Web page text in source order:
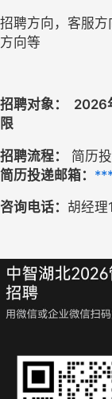
招聘方向，客服
方向等
招聘对象：
限
招聘流程：
简历
简历投递邮箱：
咨询电话： 胡经